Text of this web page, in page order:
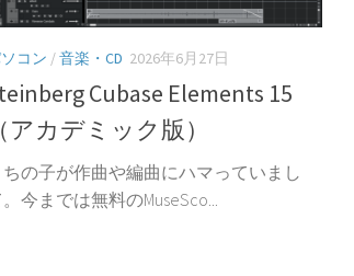
コン /音楽・CD 2026年6月27日
Cubase Elements 15
（アカデミック版）
ちの子が作曲や編曲にハマっていまし
今までは無料のMuseSco...